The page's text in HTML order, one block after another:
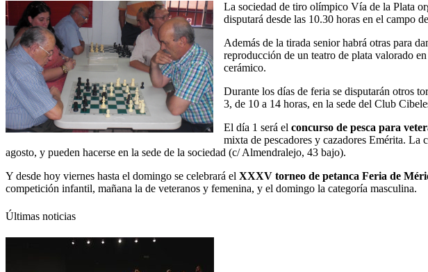
La sociedad de tiro olímpico Vía de la Plata
disputará desde las 10.30 horas en el campo
Además de la tirada senior habrá otras para
reproducción de un teatro de plata valorado
cerámico.
Durante los días de feria se disputarán otros
3, de 10 a 14 horas, en la sede del Club
El día 1 será el concurso de pesca para
mixta de pescadores y cazadores Emérita.
agosto, y pueden hacerse en la sede de la sociedad (c/ Almendralejo, 43 bajo).
Y desde hoy viernes hasta el domingo se celebrará el XXXV torneo de petanca Feria de
competición infantil, mañana la de veteranos y femenina, y el domingo la categoría masculina.
Últimas noticias